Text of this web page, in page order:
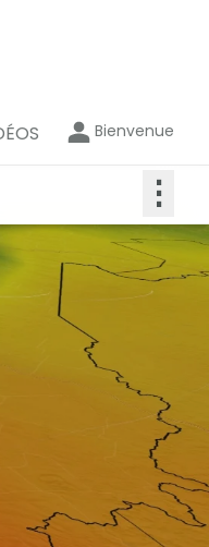
Bienvenue
⋮